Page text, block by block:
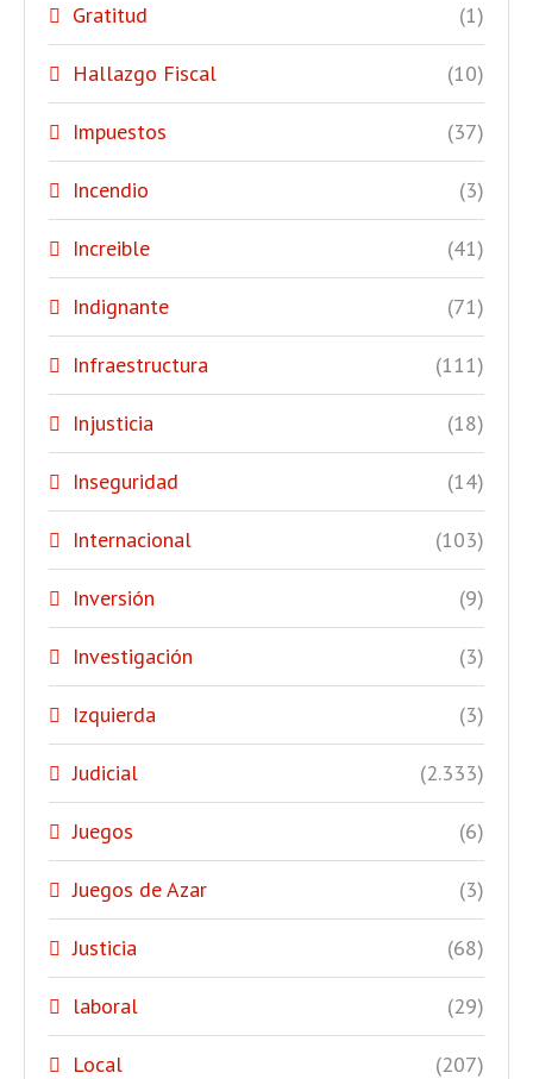
Gratitud (1)
Hallazgo Fiscal (10)
Impuestos (37)
Incendio (3)
Increible (41)
Indignante (71)
Infraestructura (111)
Injusticia (18)
Inseguridad (14)
Internacional (103)
Inversión (9)
Investigación (3)
Izquierda (3)
Judicial (2.333)
Juegos (6)
Juegos de Azar (3)
Justicia (68)
laboral (29)
Local (207)